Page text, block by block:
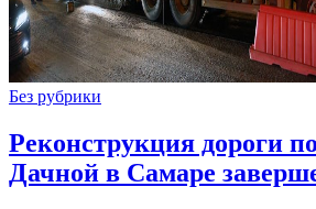
Без рубрики
Реконструкция дороги
Дачной в Самаре